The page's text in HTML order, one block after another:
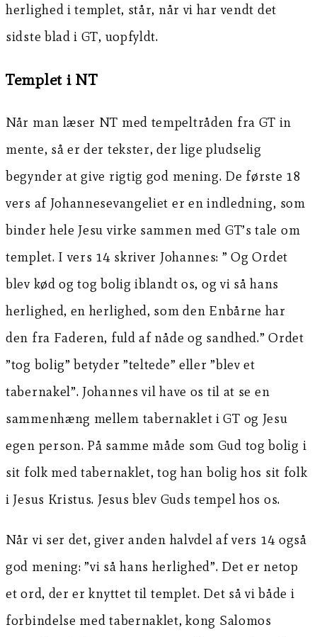
herlighed i templet, står, når vi har vendt det
sidste blad i GT, uopfyldt.
Templet i NT
Når man læser NT med tempeltråden fra GT in
mente, så er der tekster, der lige pludselig
begynder at give rigtig god mening. De første 18
vers af Johannesevangeliet er en indledning, som
binder hele Jesu virke sammen med GT’s tale om
templet. I vers 14 skriver Johannes: ” Og Ordet
blev kød og tog bolig iblandt os, og vi så hans
herlighed, en herlighed, som den Enbårne har
den fra Faderen, fuld af nåde og sandhed.” Ordet
”tog bolig” betyder ”teltede” eller ”blev et
tabernakel”. Johannes vil have os til at se en
sammenhæng mellem tabernaklet i GT og Jesu
egen person. På samme måde som Gud tog bolig i
sit folk med tabernaklet, tog han bolig hos sit folk
i Jesus Kristus. Jesus blev Guds tempel hos os.
Når vi ser det, giver anden halvdel af vers 14 også
god mening: ”vi så hans herlighed”. Det er netop
et ord, der er knyttet til templet. Det så vi både i
forbindelse med tabernaklet, kong Salomos